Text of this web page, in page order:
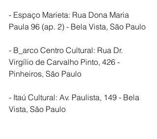
- Espaço Marieta: Rua Dona Maria
Paula 96 (ap. 2) - Bela Vista, São Paulo
- B_arco Centro Cultural: Rua Dr.
Virgílio de Carvalho Pinto, 426 -
Pinheiros, São Paulo
- Itaú Cultural: Av. Paulista, 149 - Bela
Vista, São Paulo